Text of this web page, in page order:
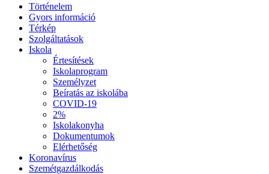
Történelem
Gyors információ
Térkép
Szolgáltatások
Iskola
Értesítések
Iskolaprogram
Személyzet
Beíratás az iskolába
COVID-19
2%
Iskolakonyha
Dokumentumok
Elérhetőség
Koronavírus
Szemétgazdálkodás